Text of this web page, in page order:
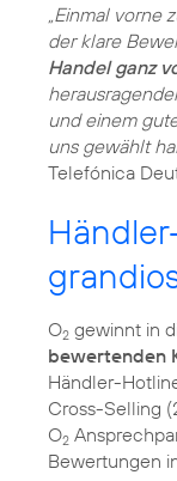
„Einmal vorne
der klare
Handel ganz
und einem
uns gewählt
O2 gewinnt in
bewertenden
Händler-
Cross-Selling
O2
Bewertungen